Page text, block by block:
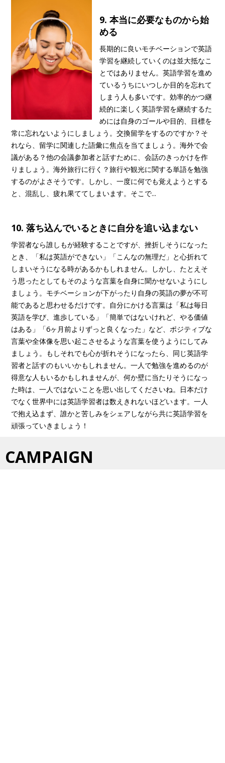
9. 本当に必要なものから始
める
長期的に良いモチベーションで英語
学習を継続していくのは並大抵なこ
とではありません。英語学習を進め
ているうちにいつしか目的を忘れて
しまう人も多いです。効率的かつ継
続的に楽しく英語学習を継続するた
めには自身のゴールや目的、目標を
常に忘れないようにしましょう。交換留学をするのですか？そ
れなら、留学に関連した語彙に焦点を当てましょう。海外で会
議がある？他の会議参加者と話すために、会話のきっかけを作
りましょう。海外旅行に行く？旅行や観光に関する単語を勉強
するのがよさそうです。しかし、一度に何でも覚えようとする
と、混乱し、疲れ果ててしまいます。そこで...
10. 落ち込んでいるときに自分を追い込まない
学習者なら誰しもが経験することですが、挫折しそうになった
とき、「私は英語ができない」「こんなの無理だ」と心折れて
しまいそうになる時があるかもしれません。しかし、たとえそ
う思ったとしてもそのような言葉を自身に聞かせないようにし
ましょう。モチベーションが下がったり自身の英語の夢が不可
能であると思わせるだけです。自分にかける言葉は「私は毎日
英語を学び、進歩している」「簡単ではないけれど、やる価値
はある」「6ヶ月前よりずっと良くなった」など、ポジティブな
言葉や全体像を思い起こさせるような言葉を使うようにしてみ
ましょう。もしそれでも心が折れそうになったら、同じ英語学
習者と話すのもいいかもしれません。一人で勉強を進めるのが
得意な人もいるかもしれませんが、何か壁に当たりそうになっ
た時は、一人ではないことを思い出してくださいね。日本だけ
でなく世界中には英語学習者は数えきれないほどいます。一人
で抱え込まず、誰かと苦しみをシェアしながら共に英語学習を
頑張っていきましょう！
CAMPAIGN